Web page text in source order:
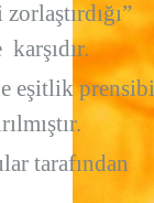
eşitlik prensibi
tarafından